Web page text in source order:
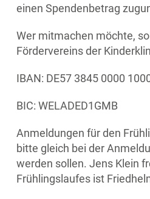
einen Spendenbetrag
Wer mitmachen möchte,
Fördervereins der
IBAN: DE57 3845 0000
BIC: WELADED1GMB
Anmeldungen für den
bitte gleich bei der
werden sollen. Jens Klein
Frühlingslaufes ist